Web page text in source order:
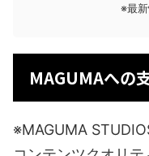
※最
MAGUMAへの
※MAGUMA